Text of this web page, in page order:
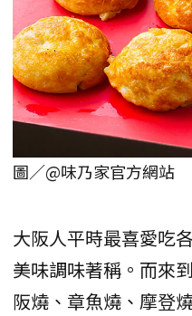
圖／@味乃家官方網站
大阪人平時最喜愛吃
美味調味著稱。而來
阪燒、章魚燒、摩登